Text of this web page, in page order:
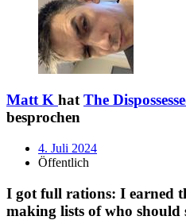
Matt K hatThe
besprochen
4. Juli 2024
Öffentlich
I got full rations: I earned
making lists of who should